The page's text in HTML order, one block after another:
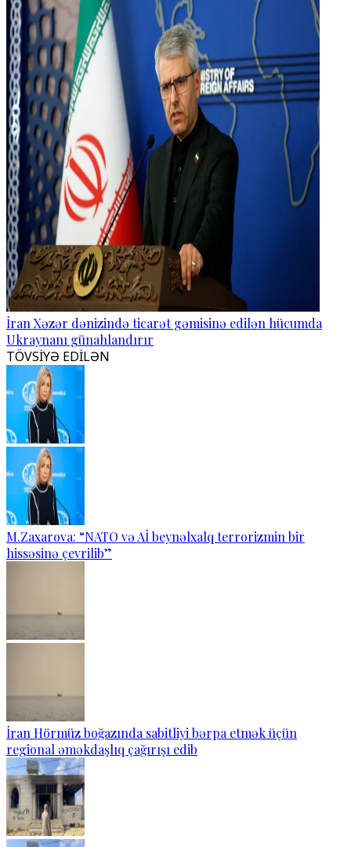
İran Xəzər dənizində ticarət gəmisinə edilən hücumda
Ukraynanı günahlandırır
TÖVSİYƏ EDİLƏN
M.Zaxarova: “NATO və Aİ beynəlxalq terrorizmin bir
hissəsinə çevrilib”
İran Hörmüz boğazında sabitliyi bərpa etmək üçün
regional əməkdaşlıq çağırışı edib